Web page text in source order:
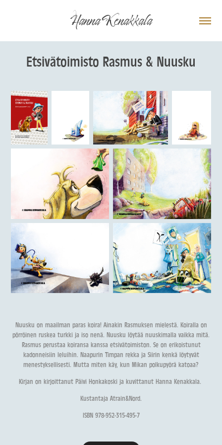
Hanna Kenakkala
Etsivätoimisto Rasmus & Nuusku
Nuusku on maailman paras koira! Ainakin Rasmuksen mielestä. Koiralla on
pörröinen ruskea turkki ja iso nenä. Nuusku löytää nuuskimalla vaikka mitä.
Rasmus perustaa koiransa kanssa etsivätoimiston. Se on erikoistunut
kadonneisiin leluihin. Naapurin Timpan rekka ja Siirin kenkä löytyvät
menestyksellisesti. Mutta miten käy, kun Mikan polkupyörä katoaa?
Kirjan on kirjoittanut Päivi Honkakoski ja kuvittanut Hanna Kenakkala.
Kustantaja Atrain&Nord.
ISBN 978-952-315-495-7